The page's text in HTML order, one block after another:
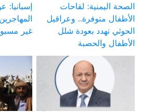
الصحة اليمنية: لقاحات
الأطفال متوفرة.. وعراقيل
الحوثي تهدد بعودة شلل
الأطفال والحصبة
غير